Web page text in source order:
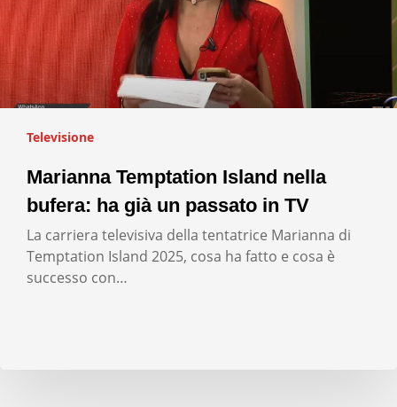
Televisione
Marianna Temptation Island nella
bufera: ha già un passato in TV
La carriera televisiva della tentatrice Marianna di
Temptation Island 2025, cosa ha fatto e cosa è
successo con…